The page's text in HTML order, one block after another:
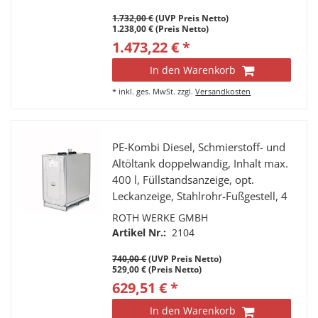
1.732,00 €(UVP Preis Netto)
1.238,00 € (Preis Netto)
1.473,22 € *
In den Warenkorb
* inkl. ges. MwSt. zzgl.Versandkosten
PE-Kombi Diesel, Schmierstoff- und
Altöltank doppelwandig, Inhalt max.
400 l, Füllstandsanzeige, opt.
Leckanzeige, Stahlrohr-Fußgestell, 4
Tragegriffe, 4 Stutzen a 2” IG, Fabr.
Roth, Typ Unitech 400
ROTH WERKE GMBH
Artikel Nr.: 2104
740,00 €(UVP Preis Netto)
529,00 € (Preis Netto)
629,51 € *
In den Warenkorb